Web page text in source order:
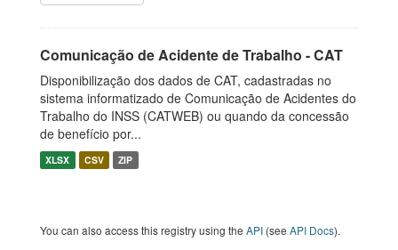
Comunicação de Acidente de Trabalho - CAT
Disponibilização dos dados de CAT, cadastradas no
sistema informatizado de Comunicação de Acidentes do
Trabalho do INSS (CATWEB) ou quando da concessão
de benefício por...
XLSX CSV ZIP
You can also access this registry using the API (see API Docs).